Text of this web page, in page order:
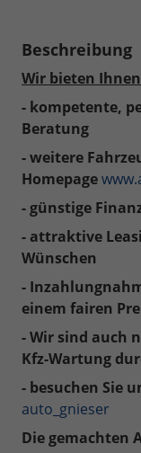
Beschreibung
Wir bieten
- kompetente,
Beratung
- weitere
Homepage
- günstige
- attraktive
Wünschen
-
einem fairen
- Wir sind auch
Kfz-Wartung
- besuchen Sie
auto_gnieser
Die gemachten